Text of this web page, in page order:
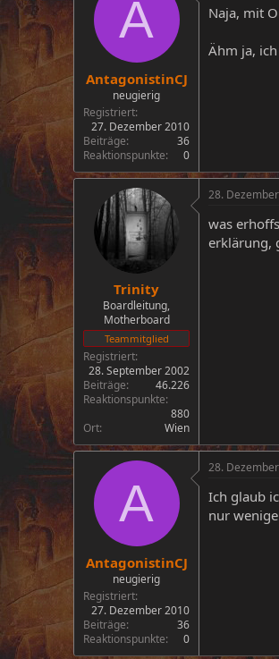
A
AntagonistinCJ
neugierig
Registriert
27. Dezember 2010
Beiträge
36
Reaktionspunkte
0
Naja, mit
Ähm ja,
Trinity
Boardleitung,
Motherboard
Teammitglied
Registriert
28. September 2002
Beiträge
46.226
Reaktionspunkte
880
Ort
Wien
28.
was
erklärung,
A
AntagonistinCJ
neugierig
Registriert
27. Dezember 2010
Beiträge
36
Reaktionspunkte
0
28.
Ich glaub
nur